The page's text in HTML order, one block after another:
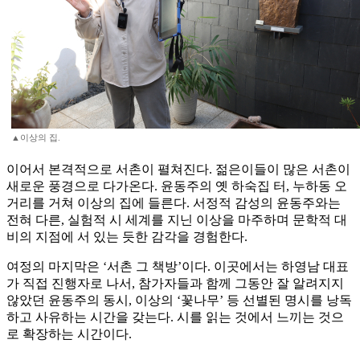
▲이상의 집.
이어서 본격적으로 서촌이 펼쳐진다. 젊은이들이 많은 서촌이
새로운 풍경으로 다가온다. 윤동주의 옛 하숙집 터, 누하동 오
거리를 거쳐 이상의 집에 들른다. 서정적 감성의 윤동주와는
전혀 다른, 실험적 시 세계를 지닌 이상을 마주하며 문학적 대
비의 지점에 서 있는 듯한 감각을 경험한다.
여정의 마지막은 ‘서촌 그 책방’이다. 이곳에서는 하영남 대표
가 직접 진행자로 나서, 참가자들과 함께 그동안 잘 알려지지
않았던 윤동주의 동시, 이상의 ‘꽃나무’ 등 선별된 명시를 낭독
하고 사유하는 시간을 갖는다. 시를 읽는 것에서 느끼는 것으
로 확장하는 시간이다.